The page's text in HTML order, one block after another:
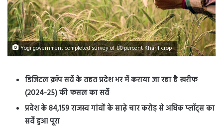
Yogi government completed survey of 80 percent Kharif crop
डिजिटल क्रॉप सर्वे के तहत प्रदेश भर में कराया जा रहा है खरीफ
(2024-25) की फसल का सर्वे
प्रदेश के 84,159 राजस्व गांवों के साढ़े चार करोड़ से अधिक प्लॉट्स का
सर्वे हुआ पूरा